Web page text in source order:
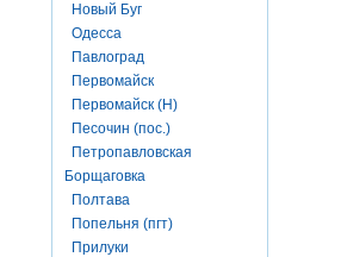
Новый Буг
Одесса
Павлоград
Первомайск
Первомайск (Н)
Песочин (пос.)
Петропавловская
Борщаговка
Полтава
Попельня (пгт)
Прилуки